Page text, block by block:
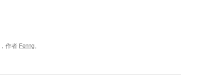
，作者 Fenng。